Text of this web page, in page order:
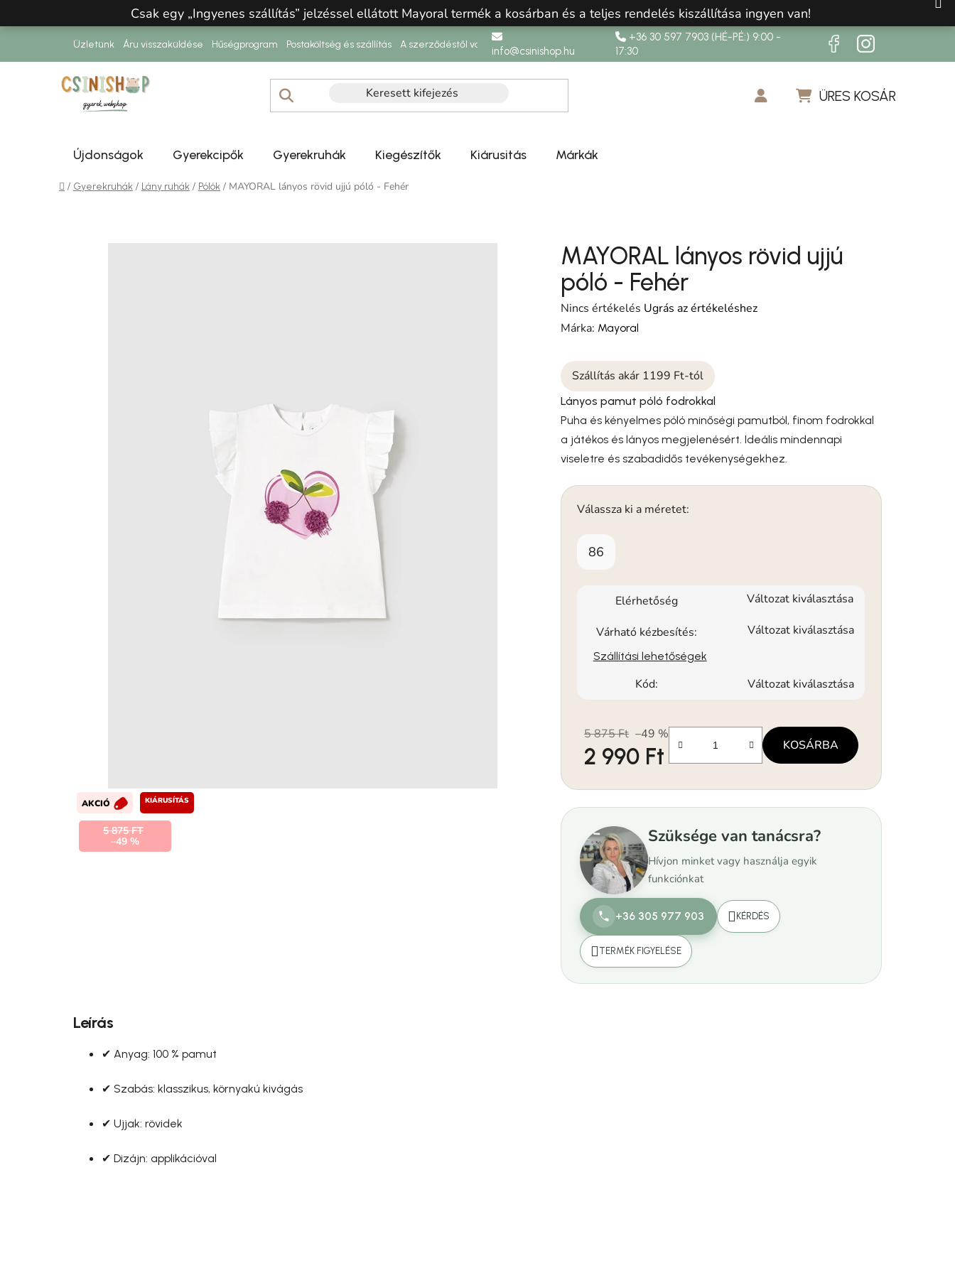
Csak egy „Ingyenes szállítás” jelzéssel ellátott Mayoral termék a kosárban és a teljes rendelés kiszállítása ingyen van!
Üzletünk Áru visszaküldése Hűségprogram Postaköltség és szállítás A szerződéstől való elállásinfo@csinishop.hu
+36 30 597 7903 (HÉ-PÉ:) 9:00 -
17:30
ÜRES KOSÁR
Újdonságok Gyerekcipők Gyerekruhák Kiegészítők Kiárusitás Márkák
Kezdőlap
/ Gyerekruhák / Lány ruhák / Pólók / MAYORAL lányos rövid ujjú póló - Fehér
MAYORAL lányos rövid ujjú
póló - Fehér
A termék átlagos értékelése 5-ből 0,0 csillag.
Nincs értékelés Ugrás az értékeléshez
Márka: Mayoral
Szállítás akár 1199 Ft-tól
Lányos pamut póló fodrokkal
Puha és kényelmes póló minőségi pamutból, finom fodrokkal
a játékos és lányos megjelenésért. Ideális mindennapi
viseletre és szabadidős tevékenységekhez.
Válassza ki a méretet:
86
Elérhetőség Változat kiválasztása
Várható kézbesítés: Változat kiválasztása
Szállítási lehetőségek
Kód: Változat kiválasztása
5 875 Ft –49 %
2 990 Ft KOSÁRBA
Szüksége van tanácsra?
Hívjon minket vagy használja egyik
funkciónkat
+36 305 977 903 KÉRDÉS
TERMÉK FIGYELÉSE
AKCIÓ KIÁRUSÍTÁS
5 875 FT
–49 %
Leírás
✔ Anyag: 100 % pamut
✔ Szabás: klasszikus, környakú kivágás
✔ Ujjak: rövidek
✔ Dizájn: applikációval